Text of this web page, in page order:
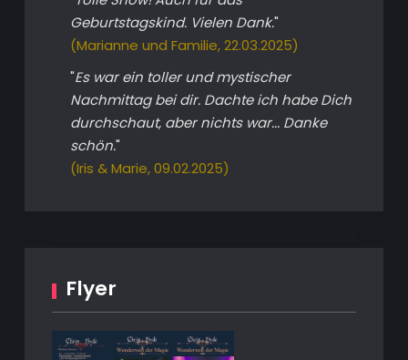
Geburtstagskind. Vielen Dank."
(Marianne und Familie, 22.03.2025)
"Es war ein toller und mystischer
Nachmittag bei dir. Dachte ich habe Dich
durchschaut, aber nichts war... Danke
schön."
(Iris & Marie, 09.02.2025)
Flyer